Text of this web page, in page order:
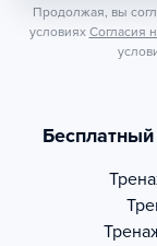
Продолжая, вы
условиях Согласия